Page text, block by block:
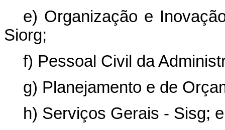
e) Organização e
Siorg;
f) Pessoal Civil da
g) Planejamento e de
h) Serviços Gerais - Sisg; e